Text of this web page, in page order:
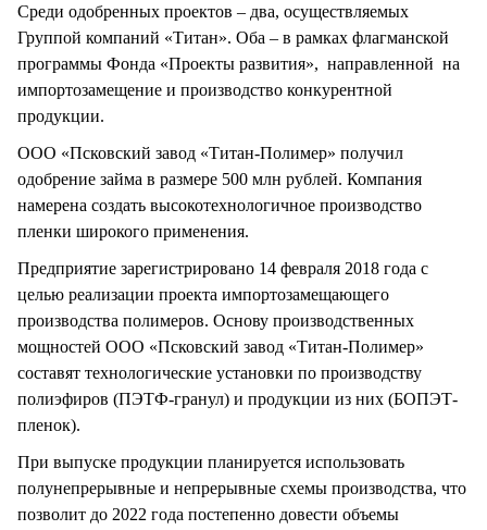
Среди одобренных проектов – два, осуществляемых
Группой компаний «Титан». Оба – в рамках флагманской
программы Фонда «Проекты развития», направленной на
импортозамещение и производство конкурентной
продукции.
ООО «Псковский завод «Титан-Полимер» получил
одобрение займа в размере 500 млн рублей. Компания
намерена создать высокотехнологичное производство
пленки широкого применения.
Предприятие зарегистрировано 14 февраля 2018 года с
целью реализации проекта импортозамещающего
производства полимеров. Основу производственных
мощностей ООО «Псковский завод «Титан-Полимер»
составят технологические установки по производству
полиэфиров (ПЭТФ-гранул) и продукции из них (БОПЭТ-
пленок).
При выпуске продукции планируется использовать
полунепрерывные и непрерывные схемы производства, что
позволит до 2022 года постепенно довести объемы